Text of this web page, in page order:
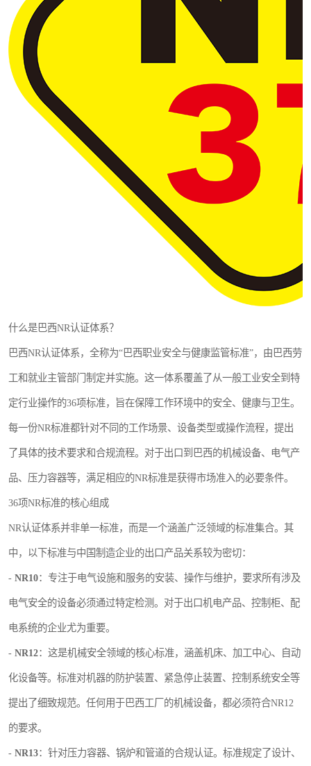
什么是巴西NR认证体系？
巴西NR认证体系，全称为“巴西职业安全与健康监管标准”，由巴西劳
工和就业主管部门制定并实施。这一体系覆盖了从一般工业安全到特
定行业操作的36项标准，旨在保障工作环境中的安全、健康与卫生。
每一份NR标准都针对不同的工作场景、设备类型或操作流程，提出
了具体的技术要求和合规流程。对于出口到巴西的机械设备、电气产
品、压力容器等，满足相应的NR标准是获得市场准入的必要条件。
36项NR标准的核心组成
NR认证体系并非单一标准，而是一个涵盖广泛领域的标准集合。其
中，以下标准与中国制造企业的出口产品关系较为密切：
- NR10：专注于电气设施和服务的安装、操作与维护，要求所有涉及
电气安全的设备必须通过特定检测。对于出口机电产品、控制柜、配
电系统的企业尤为重要。
- NR12：这是机械安全领域的核心标准，涵盖机床、加工中心、自动
化设备等。标准对机器的防护装置、紧急停止装置、控制系统安全等
提出了细致规范。任何用于巴西工厂的机械设备，都必须符合NR12
的要求。
- NR13：针对压力容器、锅炉和管道的合规认证。标准规定了设计、